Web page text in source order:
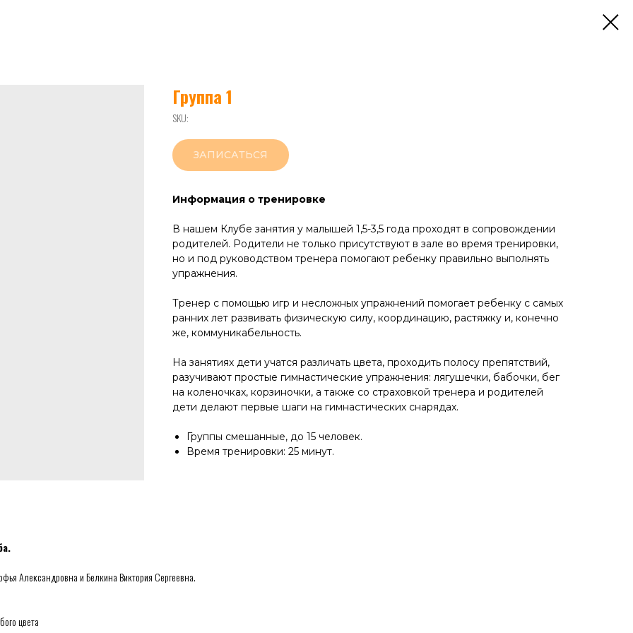
Группа 1
SKU:
ЗАПИСАТЬСЯ
Информация о тренировке
В нашем Клубе занятия у малышей 1,5-3,5 года проходят в сопровождении
родителей. Родители не только присутствуют в зале во время тренировки,
но и под руководством тренера помогают ребенку правильно выполнять
упражнения.
Тренер с помощью игр и несложных упражнений помогает ребенку с самых
ранних лет развивать физическую силу, координацию, растяжку и, конечно
же, коммуникабельность.
На занятиях дети учатся различать цвета, проходить полосу препятствий,
разучивают простые гимнастические упражнения: лягушечки, бабочки, бег
на коленочках, корзиночки, а также со страховкой тренера и родителей
дети делают первые шаги на гимнастических снарядах.
Группы смешанные, до 15 человек.
Время тренировки: 25 минут.
Александровна и Белкина Виктория Сергеевна.
цвета